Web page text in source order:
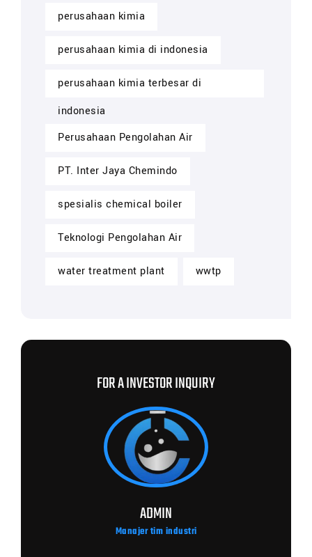
perusahaan kimia
perusahaan kimia di indonesia
perusahaan kimia terbesar di
indonesia
Perusahaan Pengolahan Air
PT. Inter Jaya Chemindo
spesialis chemical boiler
Teknologi Pengolahan Air
water treatment plant wwtp
FOR A INVESTOR INQUIRY
ADMIN
Manajer tim industri